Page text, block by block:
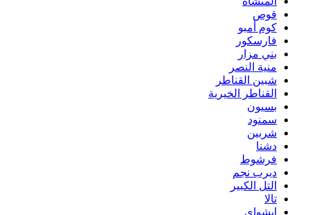
قوص
كوم أمبو
فارسكور
بني مزار
منية النصر
شبين القناطر
القناطر الخيرية
بسيون
سمنود
شربين
دشنا
فرشوط
ديرب نجم
التل الكبير
تالا
ابشواى